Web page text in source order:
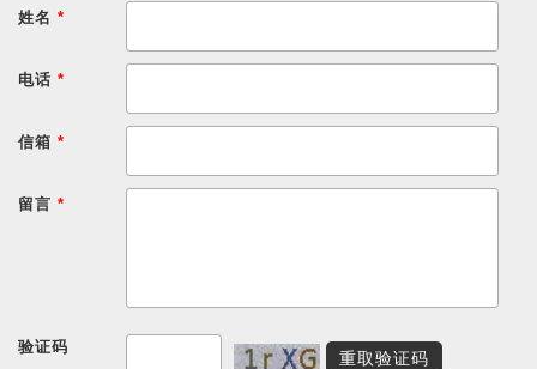
姓名 *
电话 *
信箱 *
留言 *
验证码
重取验证码